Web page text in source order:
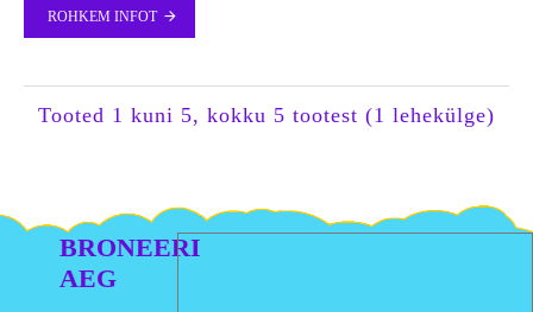
ROHKEM INFOT
Tooted 1 kuni 5, kokku 5 tootest (1 lehekülge)
BRONEERI
AEG